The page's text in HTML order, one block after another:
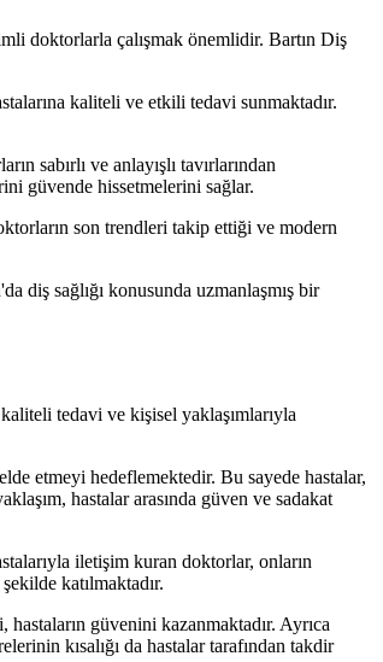
doktorlarla çalışmak önemlidir. Bartın Diş
kaliteli ve etkili tedavi sunmaktadır.
sabırlı ve anlayışlı tavırlarından
güvende hissetmelerini sağlar.
son trendleri takip ettiği ve modern
diş sağlığı konusunda uzmanlaşmış bir
tedavi ve kişisel yaklaşımlarıyla
etmeyi hedeflemektedir. Bu sayede hastalar,
hastalar arasında güven ve sadakat
iletişim kuran doktorlar, onların
katılmaktadır.
güvenini kazanmaktadır. Ayrıca
kısalığı da hastalar tarafından takdir